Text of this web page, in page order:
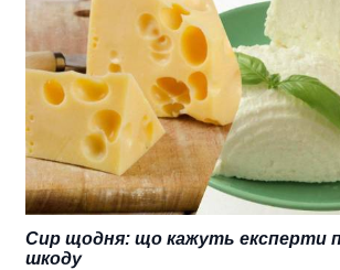
Сир щодня: що кажуть експерти
шкоду